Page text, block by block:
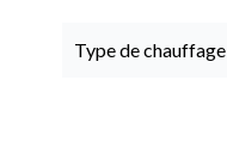
Type de chauffage